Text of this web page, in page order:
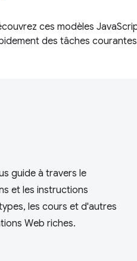
ces modèles
des tâches
guide à travers le
et les instructions
les cours et d'autres
Web riches.